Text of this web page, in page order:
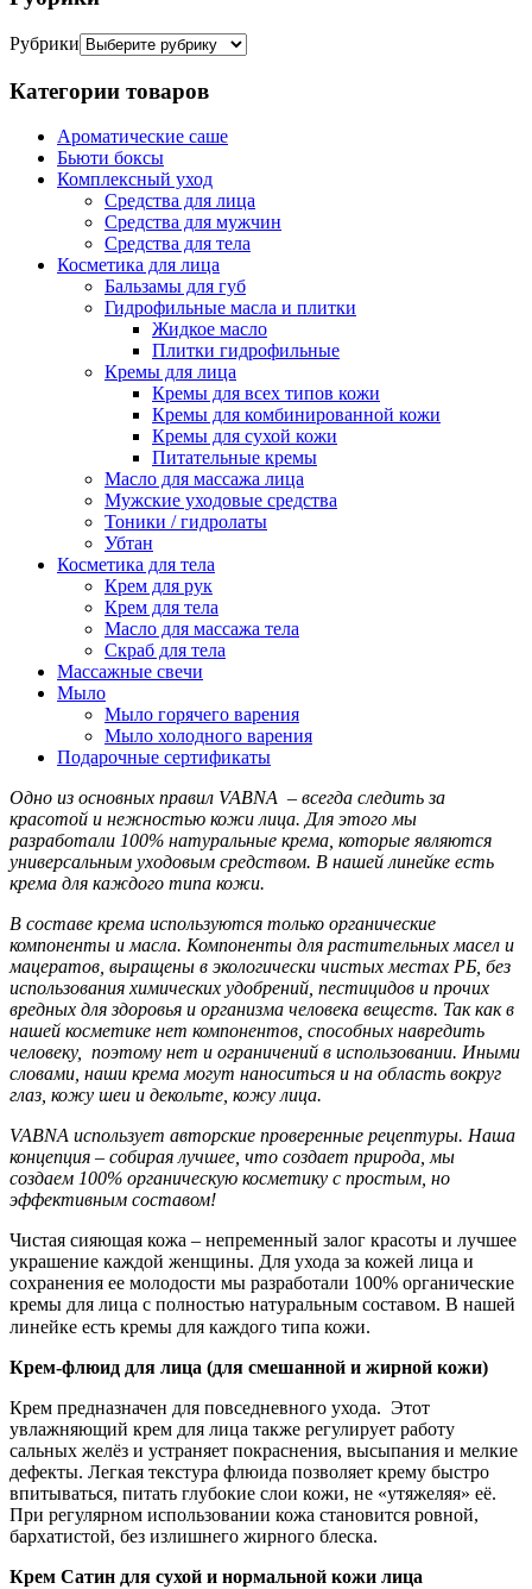
Рубрики
Категории товаров
Ароматические саше
Бьюти боксы
Комплексный уход
Средства для лица
Средства для мужчин
Средства для тела
Косметика для лица
Бальзамы для губ
Гидрофильные масла и плитки
Жидкое масло
Плитки гидрофильные
Кремы для лица
Кремы для всех типов кожи
Кремы для комбинированной кожи
Кремы для сухой кожи
Питательные кремы
Масло для массажа лица
Мужские уходовые средства
Тоники / гидролаты
Убтан
Косметика для тела
Крем для рук
Крем для тела
Масло для массажа тела
Скраб для тела
Массажные свечи
Мыло
Мыло горячего варения
Мыло холодного варения
Подарочные сертификаты
Одно из основных правил VABNA – всегда следить за
красотой и нежностью кожи лица. Для этого мы
разработали 100% натуральные крема, которые являются
универсальным уходовым средством. В нашей линейке есть
крема для каждого типа кожи.
В составе крема используются только органические
компоненты и масла. Компоненты для растительных масел и
мацератов, выращены в экологически чистых местах РБ, без
использования химических удобрений, пестицидов и прочих
вредных для здоровья и организма человека веществ. Так как в
нашей косметике нет компонентов, способных навредить
человеку, поэтому нет и ограничений в использовании. Иными
словами, наши крема могут наноситься и на область вокруг
глаз, кожу шеи и декольте, кожу лица.
VABNA использует авторские проверенные рецептуры. Наша
концепция – собирая лучшее, что создает природа, мы
создаем 100% органическую косметику с простым, но
эффективным составом!
Чистая сияющая кожа – непременный залог красоты и лучшее
украшение каждой женщины. Для ухода за кожей лица и
сохранения ее молодости мы разработали 100% органические
кремы для лица с полностью натуральным составом. В нашей
линейке есть кремы для каждого типа кожи. ⠀
Крем-флюид для лица (для смешанной и жирной кожи)
Крем предназначен для повседневного ухода. Этот
увлажняющий крем для лица также регулирует работу
сальных желёз и устраняет покраснения, высыпания и мелкие
дефекты. Легкая текстура флюида позволяет крему быстро
впитываться, питать глубокие слои кожи, не «утяжеляя» её.
При регулярном использовании кожа становится ровной,
бархатистой, без излишнего жирного блеска.
Крем Сатин для сухой и нормальной кожи лица